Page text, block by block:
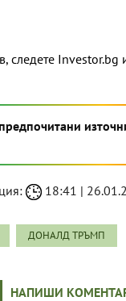
следете Investor.bg
18:41 |
ДОНАЛД ТРЪМП
НАПИШИ